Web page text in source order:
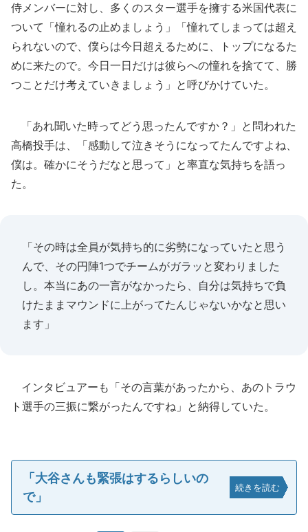
侍メンバーに対し、多くのスター選手を擁する米国代表に
ついて「憧れるの止めましょう」「憧れてしまっては超え
られないので、僕らは今日超えるために、トップになるた
めに来たので。今日一日だけは彼らへの憧れを捨てて、勝
つことだけ考えていきましょう」と呼びかけていた。
「あれ聞いた時ってどう思ったんですか？」と問われた
高橋投手は、「感動して泣きそうになってたんですよね、
僕は。確かにそうだなと思って」と率直な気持ちを語っ
た。
「その時は全員が気持ち的に劣勢になっていたと思う
んで、その円陣1つでチームがガラッと変わりました
し。本当にあの一言がなかったら、自分は気持ちで負
けたままマウンドに上がってたんじゃないかなと思い
ます」
インタビュアーも「その言葉があったから、あのトラウ
ト選手の三振に繋がったんですね」と納得していた。
「大谷さんも緊張はするらしいの
で」
続きを読む